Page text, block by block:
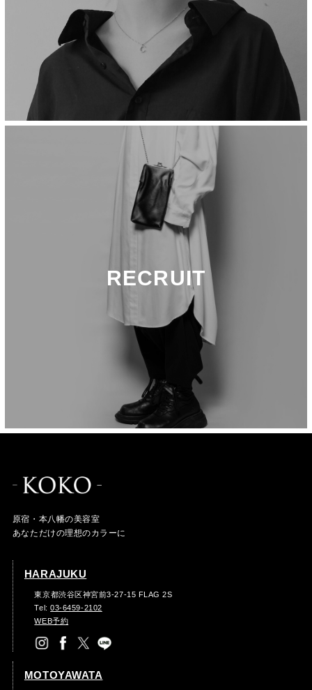
RECRUIT
原宿・本八幡の美容室
あなただけの理想のカラーに
HARAJUKU
東京都渋谷区神宮前3-27-15 FLAG 2S
Tel:03-6459-2102
WEB予約
MOTOYAWATA